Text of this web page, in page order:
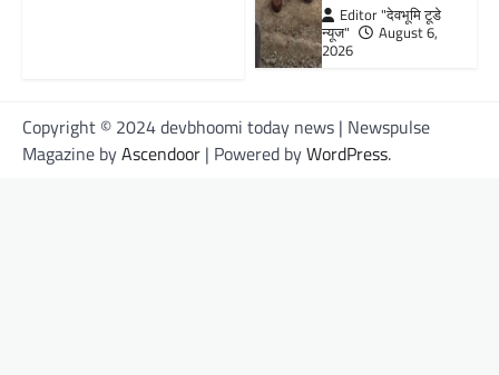
Editor "देवभूमि टूडे
न्यूज"
August 6,
2026
Copyright © 2024 devbhoomi today news | Newspulse
Magazine byAscendoor | Powered byWordPress.